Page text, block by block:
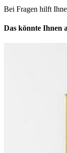
Bei Fragen hilft
Das könnte Ihnen